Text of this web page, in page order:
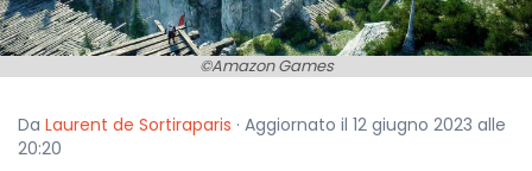
©Amazon Games
Da Laurent de Sortiraparis · Aggiornato il 12 giugno 2023 alle
20:20